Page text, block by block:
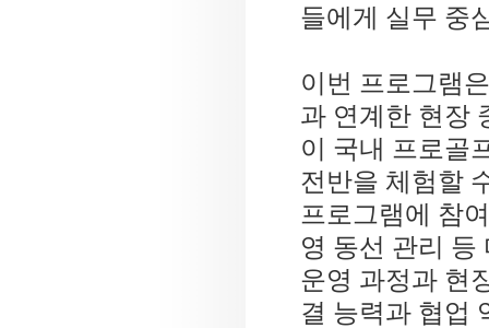
들에게 실무 중
이번 프로그램
과 연계한 현장
이 국내 프로골
전반을 체험할
프로그램에 참
영 동선 관리 등
운영 과정과 현
결 능력과 협업